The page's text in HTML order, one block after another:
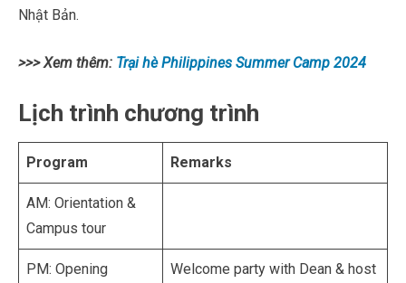
Nhật Bản.
>>> Xem thêm: Trại hè Philippines Summer Camp 2024
Lịch trình chương trình
Program Remarks
AM: Orientation &
Campus tour
PM: Opening
Welcome party with Dean & host